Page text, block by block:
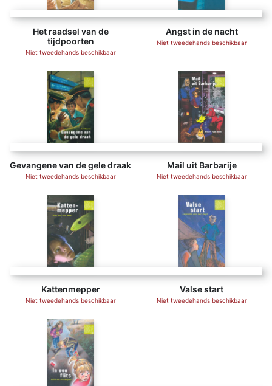
Het raadsel van de
tijdpoorten
Niet tweedehands beschikbaar
Angst in de nacht
Niet tweedehands beschikbaar
Gevangene van de gele draak
Niet tweedehands beschikbaar
Mail uit Barbarije
Niet tweedehands beschikbaar
Kattenmepper
Niet tweedehands beschikbaar
Valse start
Niet tweedehands beschikbaar